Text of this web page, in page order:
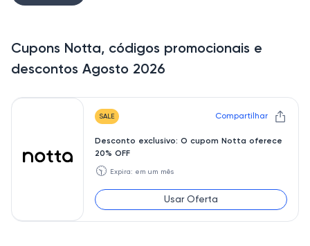
Cupons Notta, códigos promocionais e
descontos Agosto 2026
SALE Compartilhar
Desconto exclusivo: O cupom Notta oferece
20% OFF
🕥 Expira: em um mês
Usar Oferta